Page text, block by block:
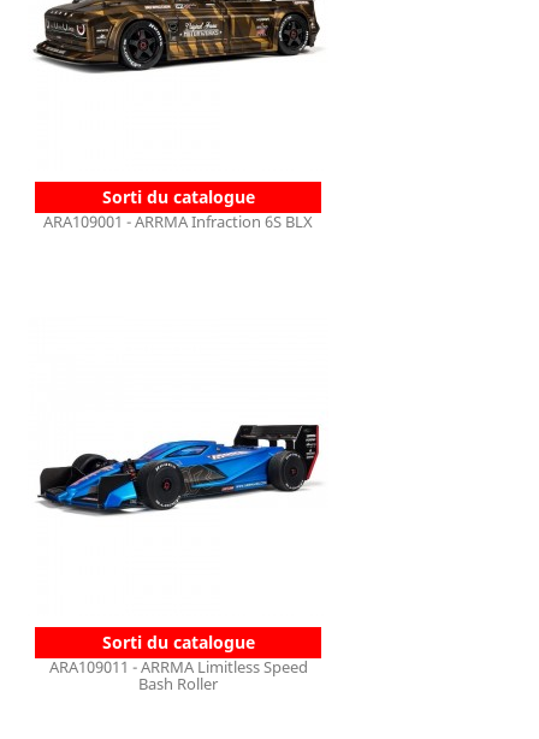
Sorti du catalogue
ARA109001 - ARRMA Infraction 6S BLX
Sorti du catalogue
ARA109011 - ARRMA Limitless Speed
Bash Roller